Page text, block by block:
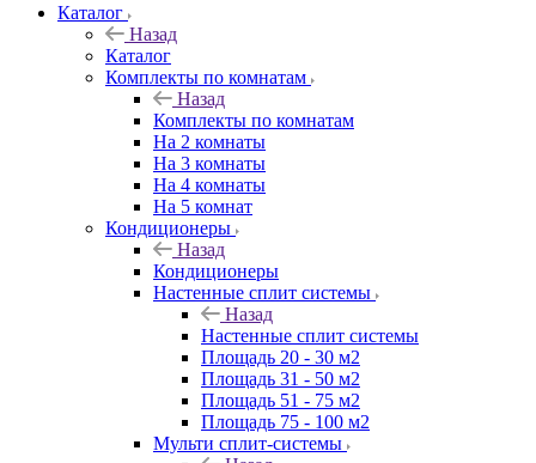
Каталог
Назад
Каталог
Комплекты по комнатам
Назад
Комплекты по комнатам
На 2 комнаты
На 3 комнаты
На 4 комнаты
На 5 комнат
Кондиционеры
Назад
Кондиционеры
Настенные сплит системы
Назад
Настенные сплит системы
Площадь 20 - 30 м2
Площадь 31 - 50 м2
Площадь 51 - 75 м2
Площадь 75 - 100 м2
Мульти сплит-системы